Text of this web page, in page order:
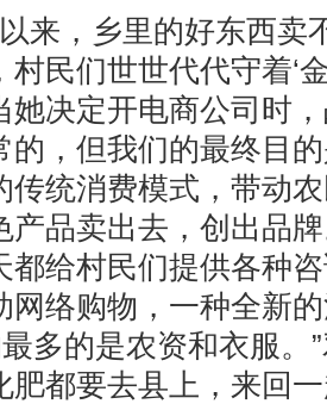
来，乡里的好东西卖
民们世世代代守着‘
她决定开电商公司时
的，但我们的最终目
传统消费模式，带动
产品卖出去，创出品
都给村民们提供各种
网络购物，一种全新
多的是农资和衣服。
肥都要去县上，来回